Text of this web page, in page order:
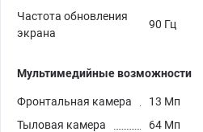
Частота обновления
экрана
90 Гц
Мультимедийные возможности
Фронтальная камера
13 Мп
Тыловая камера
64 Мп